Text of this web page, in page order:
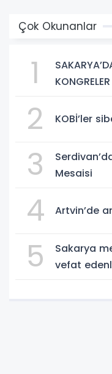
Çok Okunanlar
1
2 KOBİ’ler
3
Mesaisi
4 Artvin’de
5
Sakarya
vefat